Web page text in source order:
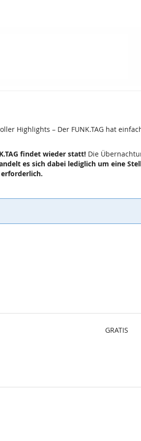
Highlights – Der FUNK.TAG hat
findet wieder statt! Die
es sich dabei lediglich um eine
erforderlich.
GRATIS